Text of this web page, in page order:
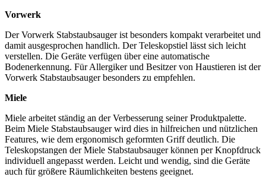
Vorwerk
Der Vorwerk Stabstaubsauger ist besonders kompakt verarbeitet und
damit ausgesprochen handlich. Der Teleskopstiel lässt sich leicht
verstellen. Die Geräte verfügen über eine automatische
Bodenerkennung. Für Allergiker und Besitzer von Haustieren ist der
Vorwerk Stabstaubsauger besonders zu empfehlen.
Miele
Miele arbeitet ständig an der Verbesserung seiner Produktpalette.
Beim Miele Stabstaubsauger wird dies in hilfreichen und nützlichen
Features, wie dem ergonomisch geformten Griff deutlich. Die
Teleskopstangen der Miele Stabstaubsauger können per Knopfdruck
individuell angepasst werden. Leicht und wendig, sind die Geräte
auch für größere Räumlichkeiten bestens geeignet.